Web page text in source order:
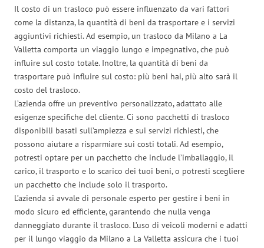
Il costo di un trasloco può essere influenzato da vari fattori
come la distanza, la quantità di beni da trasportare e i servizi
aggiuntivi richiesti. Ad esempio, un trasloco da Milano a La
Valletta comporta un viaggio lungo e impegnativo, che può
influire sul costo totale. Inoltre, la quantità di beni da
trasportare può influire sul costo: più beni hai, più alto sarà il
costo del trasloco.
L’azienda offre un preventivo personalizzato, adattato alle
esigenze specifiche del cliente. Ci sono pacchetti di trasloco
disponibili basati sull’ampiezza e sui servizi richiesti, che
possono aiutare a risparmiare sui costi totali. Ad esempio,
potresti optare per un pacchetto che include l’imballaggio, il
carico, il trasporto e lo scarico dei tuoi beni, o potresti scegliere
un pacchetto che include solo il trasporto.
L’azienda si avvale di personale esperto per gestire i beni in
modo sicuro ed efficiente, garantendo che nulla venga
danneggiato durante il trasloco. L’uso di veicoli moderni e adatti
per il lungo viaggio da Milano a La Valletta assicura che i tuoi